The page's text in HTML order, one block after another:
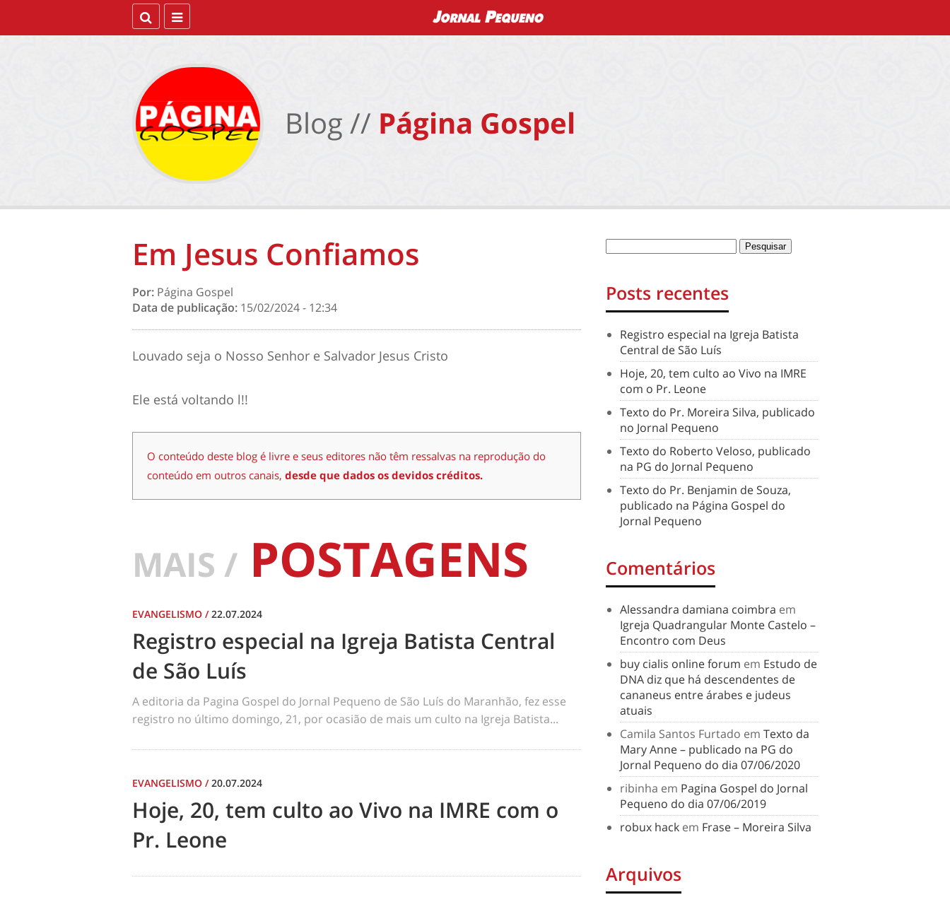
Blog // Página Gospel
Em Jesus Confiamos
Por: Página Gospel
Data de publicação: 15/02/2024 - 12:34
Louvado seja o Nosso Senhor e Salvador Jesus Cristo
Ele está voltando l!!
O conteúdo deste blog é livre e seus editores não têm ressalvas na reprodução do
conteúdo em outros canais, desde que dados os devidos créditos.
MAIS / POSTAGENS
EVANGELISMO /22.07.2024
Registro especial na Igreja Batista Central
de São Luís
A editoria da Pagina Gospel do Jornal Pequeno de São Luís do Maranhão, fez esse
registro no último domingo, 21, por ocasião de mais um culto na Igreja Batista...
EVANGELISMO /20.07.2024
Hoje, 20, tem culto ao Vivo na IMRE com o
Pr. Leone
Posts recentes
Registro especial na Igreja Batista
Central de São Luís
Hoje, 20, tem culto ao Vivo na IMRE
com o Pr. Leone
Texto do Pr. Moreira Silva, publicado
no Jornal Pequeno
Texto do Roberto Veloso, publicado
na PG do Jornal Pequeno
Texto do Pr. Benjamin de Souza,
publicado na Página Gospel do
Jornal Pequeno
Comentários
Alessandra damiana coimbra em
Igreja Quadrangular Monte Castelo –
Encontro com Deus
buy cialis online forum em Estudo de
DNA diz que há descendentes de
cananeus entre árabes e judeus
atuais
Camila Santos Furtado em Texto da
Mary Anne – publicado na PG do
Jornal Pequeno do dia 07/06/2020
ribinha em Pagina Gospel do Jornal
Pequeno do dia 07/06/2019
robux hack em Frase – Moreira Silva
Arquivos